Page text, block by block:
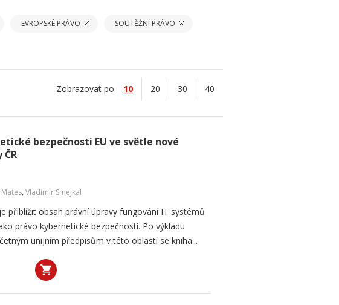
EVROPSKÉ PRÁVO SOUTĚŽNÍ PRÁVO
Zobrazovat po 10 20 30 40
bezpečnosti EU ve světle nové
Mates, Vladimír Smejkal
přiblížit obsah právní úpravy fungování IT systémů
právo kybernetické bezpečnosti. Po výkladu
unijním předpisům v této oblasti se kniha...